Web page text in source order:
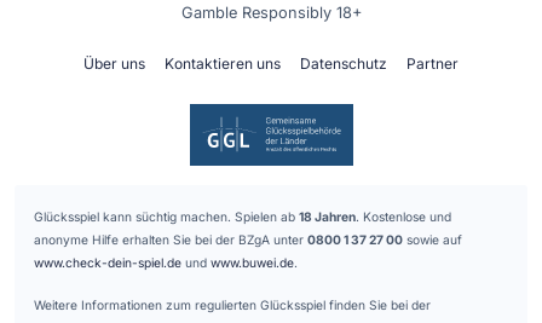
Gamble Responsibly 18+
Über uns Kontaktieren uns Datenschutz Partner
Glücksspiel kann süchtig machen. Spielen ab 18 Jahren. Kostenlose und
anonyme Hilfe erhalten Sie bei der BZgA unter 0800 1 37 27 00 sowie auf
www.check-dein-spiel.de und www.buwei.de.
Weitere Informationen zum regulierten Glücksspiel finden Sie bei der